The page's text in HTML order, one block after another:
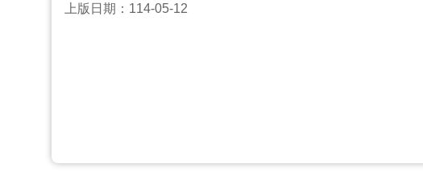
上版日期：114-05-12